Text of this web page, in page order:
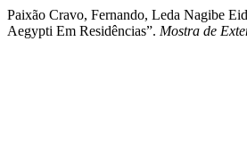
Paixão Cravo, Fernando, Leda Nagibe
Aegypti Em Residências”. Mostra de